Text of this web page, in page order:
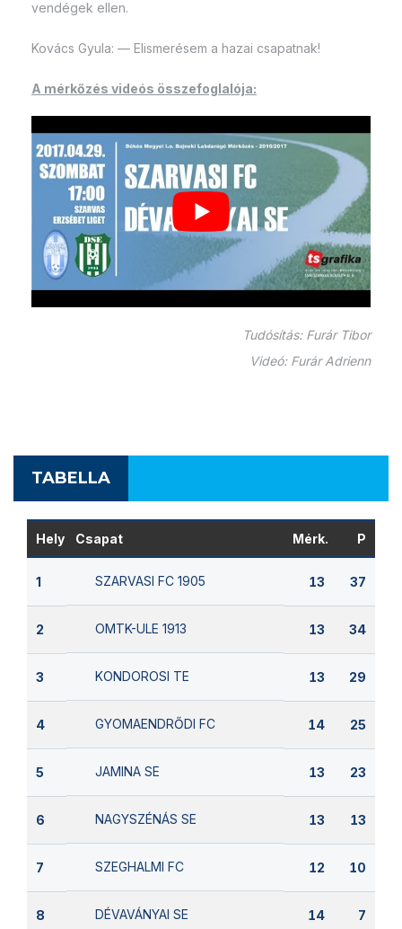
vendégek ellen.
Kovács Gyula: — Elismerésem a hazai csapatnak!
A mérkőzés videós összefoglalója:
Tudósítás: Furár Tibor
Videó: Furár Adrienn
TABELLA
Hely Csapat Mérk. P
1 SZARVASI FC 1905 13 37
2 OMTK-ULE 1913 13 34
3 KONDOROSI TE 13 29
4 GYOMAENDRŐDI FC 14 25
5 JAMINA SE 13 23
6 NAGYSZÉNÁS SE 13 13
7 SZEGHALMI FC 12 10
8 DÉVAVÁNYAI SE 14 7